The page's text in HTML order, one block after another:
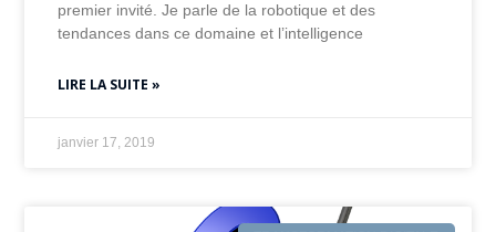
premier invité. Je parle de la robotique et des
tendances dans ce domaine et l’intelligence
LIRE LA SUITE »
janvier 17, 2019